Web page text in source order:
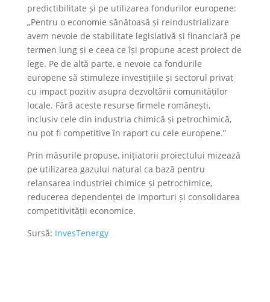
predictibilitate și pe utilizarea fondurilor europene:
„Pentru o economie sănătoasă și reindustrializare
avem nevoie de stabilitate legislativă și financiară pe
termen lung și e ceea ce își propune acest proiect de
lege. Pe de altă parte, e nevoie ca fondurile
europene să stimuleze investițiile și sectorul privat
cu impact pozitiv asupra dezvoltării comunităților
locale. Fără aceste resurse firmele românești,
inclusiv cele din industria chimică și petrochimică,
nu pot fi competitive în raport cu cele europene.”
Prin măsurile propuse, inițiatorii proiectului mizează
pe utilizarea gazului natural ca bază pentru
relansarea industriei chimice și petrochimice,
reducerea dependenței de importuri și consolidarea
competitivității economice.
Sursă: InvesTenergy